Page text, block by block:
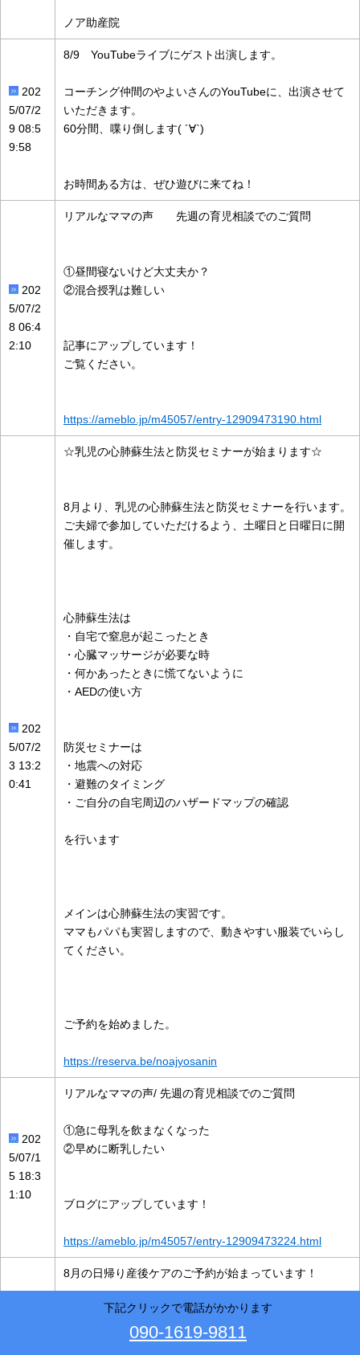
ノア助産院
202
5/07/2
9 08:5
9:58
8/9 YouTubeライブにゲスト出演します。
コーチング仲間のやよいさんのYouTubeに、出演させて
いただきます。
60分間、喋り倒します( ´∀`)
お時間ある方は、ぜひ遊びに来てね！
202
5/07/2
8 06:4
2:10
リアルなママの声 先週の育児相談でのご質問
①昼間寝ないけど大丈夫か？
②混合授乳は難しい
記事にアップしています！
ご覧ください。
https://ameblo.jp/m45057/entry-12909473190.html
202
5/07/2
3 13:2
0:41
☆乳児の心肺蘇生法と防災セミナーが始まります☆
8月より、乳児の心肺蘇生法と防災セミナーを行います。
ご夫婦で参加していただけるよう、土曜日と日曜日に開
催します。
心肺蘇生法は
・自宅で窒息が起こったとき
・心臓マッサージが必要な時
・何かあったときに慌てないように
・AEDの使い方
防災セミナーは
・地震への対応
・避難のタイミング
・ご自分の自宅周辺のハザードマップの確認
を行います
メインは心肺蘇生法の実習です。
ママもパパも実習しますので、動きやすい服装でいらし
てください。
ご予約を始めました。
https://reserva.be/noajyosanin
202
5/07/1
5 18:3
1:10
リアルなママの声/ 先週の育児相談でのご質問
①急に母乳を飲まなくなった
②早めに断乳したい
ブログにアップしています！
https://ameblo.jp/m45057/entry-12909473224.html
8月の日帰り産後ケアのご予約が始まっています！
下記クリックで電話がかかります
090-1619-9811